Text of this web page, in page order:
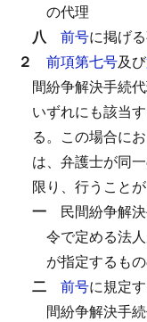
の代理
八 前号に掲げ
２ 前項第七号及び
間紛争解決手続
いずれにも該当
る。 この場合にお
は、弁護士が同
限り、行うことが
一 民間紛争解
令で定める法
が指定するも
二 前号に規定
間紛争解決手